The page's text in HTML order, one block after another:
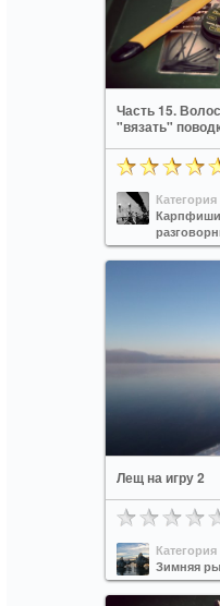
Часть 15.
"вязать"
Категория
Лещ на игру 2
Категория
Зимняя